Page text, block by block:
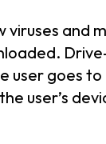
and
user goes
user’s